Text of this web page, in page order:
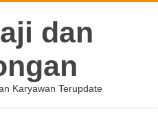
dan
Karyawan Terupdate